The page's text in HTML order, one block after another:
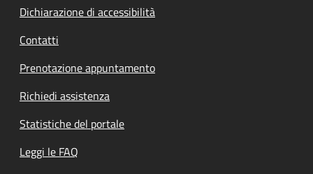
Dichiarazione di accessibilità
Contatti
Prenotazione appuntamento
Richiedi assistenza
Statistiche del portale
Leggi le FAQ